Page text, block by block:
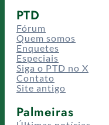
PTD
Fórum
Quem somos
Enquetes
Especiais
Siga o PTD no X
Contato
Site antigo
Palmeiras